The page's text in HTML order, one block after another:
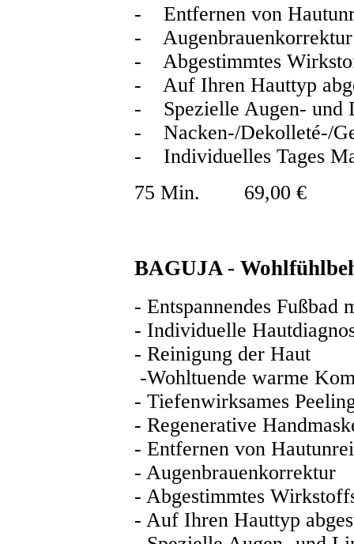
- Entfernen von
- Augenbrauenkorrektur
- Abgestimmtes
- Auf Ihren Hauttyp
- Spezielle Augen- und
- Nacken-/Dekolleté-/
- Individuelles Tages
75 Min. 69,00 €
BAGUJA -
- Entspannendes Fußbad
- Individuelle
- Reinigung der Haut
-Wohltuende warme
- Tiefenwirksames
- Regenerative
- Entfernen von
- Augenbrauenkorrektur
- Abgestimmtes
- Auf Ihren Hauttyp